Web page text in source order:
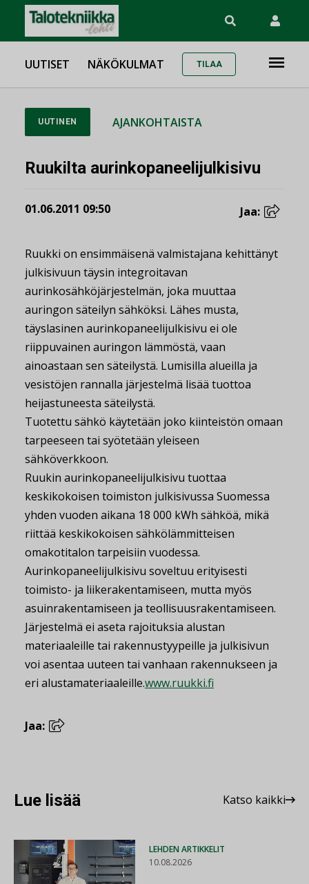
UUTISET NÄKÖKULMAT TILAA
UUTINEN AJANKOHTAISTA
Ruukilta aurinkopaneelijulkisivu
01.06.2011 09:50 Jaa:
Ruukki on ensimmäisenä valmistajana kehittänyt
julkisivuun täysin integroitavan
aurinkosähköjärjestelmän, joka muuttaa
auringon säteilyn sähköksi. Lähes musta,
täyslasinen aurinkopaneelijulkisivu ei ole
riippuvainen auringon lämmöstä, vaan
ainoastaan sen säteilystä. Lumisilla alueilla ja
vesistöjen rannalla järjestelmä lisää tuottoa
heijastuneesta säteilystä.
Tuotettu sähkö käytetään joko kiinteistön omaan
tarpeeseen tai syötetään yleiseen
sähköverkkoon.
Ruukin aurinkopaneelijulkisivu tuottaa
keskikokoisen toimiston julkisivussa Suomessa
yhden vuoden aikana 18 000 kWh sähköä, mikä
riittää keskikokoisen sähkölämmitteisen
omakotitalon tarpeisiin vuodessa.
Aurinkopaneelijulkisivu soveltuu erityisesti
toimisto- ja liikerakentamiseen, mutta myös
asuinrakentamiseen ja teollisuusrakentamiseen.
Järjestelmä ei aseta rajoituksia alustan
materiaaleille tai rakennustyypeille ja julkisivun
voi asentaa uuteen tai vanhaan rakennukseen ja
eri alustamateriaaleille.www.ruukki.fi
Jaa:
Lue lisää Katso kaikki
LEHDEN ARTIKKELIT
10.08.2026